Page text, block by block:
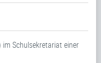
Schulsekretariat einer